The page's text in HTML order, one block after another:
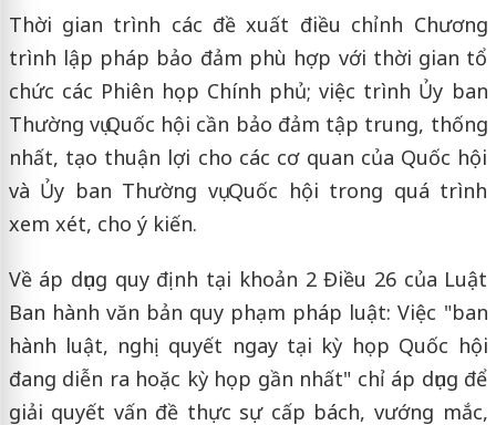
Thời gian trình các đề xuất điều chỉnh Chương
trình lập pháp bảo đảm phù hợp với thời gian tổ
chức các Phiên họp Chính phủ; việc trình Ủy ban
Thường vụ Quốc hội cần bảo đảm tập trung, thống
nhất, tạo thuận lợi cho các cơ quan của Quốc hội
và Ủy ban Thường vụ Quốc hội trong quá trình
xem xét, cho ý kiến.
Về áp dụng quy định tại khoản 2 Điều 26 của Luật
Ban hành văn bản quy phạm pháp luật: Việc "ban
hành luật, nghị quyết ngay tại kỳ họp Quốc hội
đang diễn ra hoặc kỳ họp gần nhất" chỉ áp dụng để
giải quyết vấn đề thực sự cấp bách, vướng mắc,